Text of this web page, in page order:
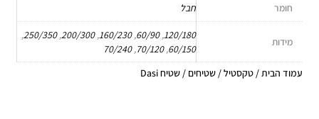
עמוד הבית/ טקסטיל/ שטיחים / שטיח Dasi
חומר חבל
מידות
120/180
,
60/90
,
160/230
,
200/300
,
250/350
,
60/150
,
70/120
,
70/240